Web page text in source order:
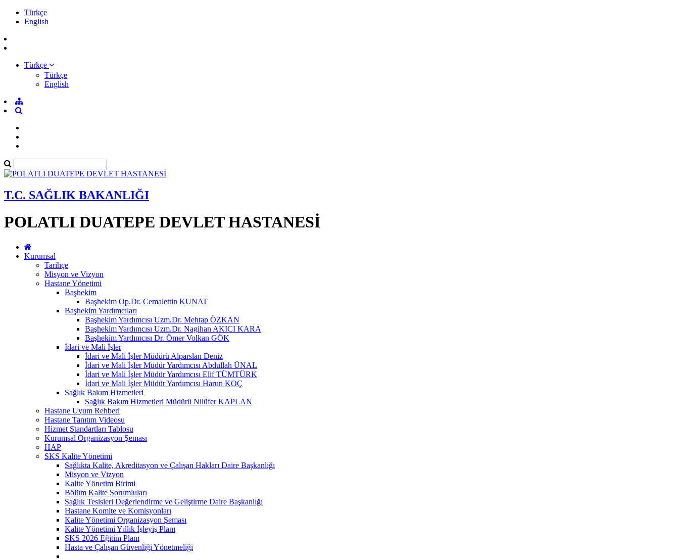
Türkçe
English
Türkçe
Türkçe
English
T.C. SAĞLIK BAKANLIĞI
POLATLI DUATEPE DEVLET HASTANESİ
Kurumsal
Tarihçe
Misyon ve Vizyon
Hastane Yönetimi
Başhekim
Başhekim Op.Dr. Cemalettin KUNAT
Başhekim Yardımcıları
Başhekim Yardımcısı Uzm.Dr. Mehtap ÖZKAN
Başhekim Yardımcısı Uzm.Dr. Nagihan AKICI KARA
Başhekim Yardımcısı Dr. Ömer Volkan GÖK
İdari ve Mali İşler
İdari ve Mali İşler Müdürü Alparslan Deniz
İdari ve Mali İşler Müdür Yardımcısı Abdullah ÜNAL
İdari ve Mali İşler Müdür Yardımcısı Elif TÜMTÜRK
İdari ve Mali İşler Müdür Yardımcısı Harun KOÇ
Sağlık Bakım Hizmetleri
Sağlık Bakım Hizmetleri Müdürü Nilüfer KAPLAN
Hastane Uyum Rehberi
Hastane Tanıtım Videosu
Hizmet Standartları Tablosu
Kurumsal Organizasyon Şeması
HAP
SKS Kalite Yönetimi
Sağlıkta Kalite, Akreditasyon ve Çalışan Hakları Daire Başkanlığı
Misyon ve Vizyon
Kalite Yönetim Birimi
Bölüm Kalite Sorumluları
Sağlık Tesisleri Değerlendirme ve Geliştirme Daire Başkanlığı
Hastane Komite ve Komisyonları
Kalite Yönetimi Organizasyon Şeması
Kalite Yönetimi Yıllık İşleyiş Planı
SKS 2026 Eğitim Planı
Hasta ve Çalışan Güvenliği Yönetmeliği